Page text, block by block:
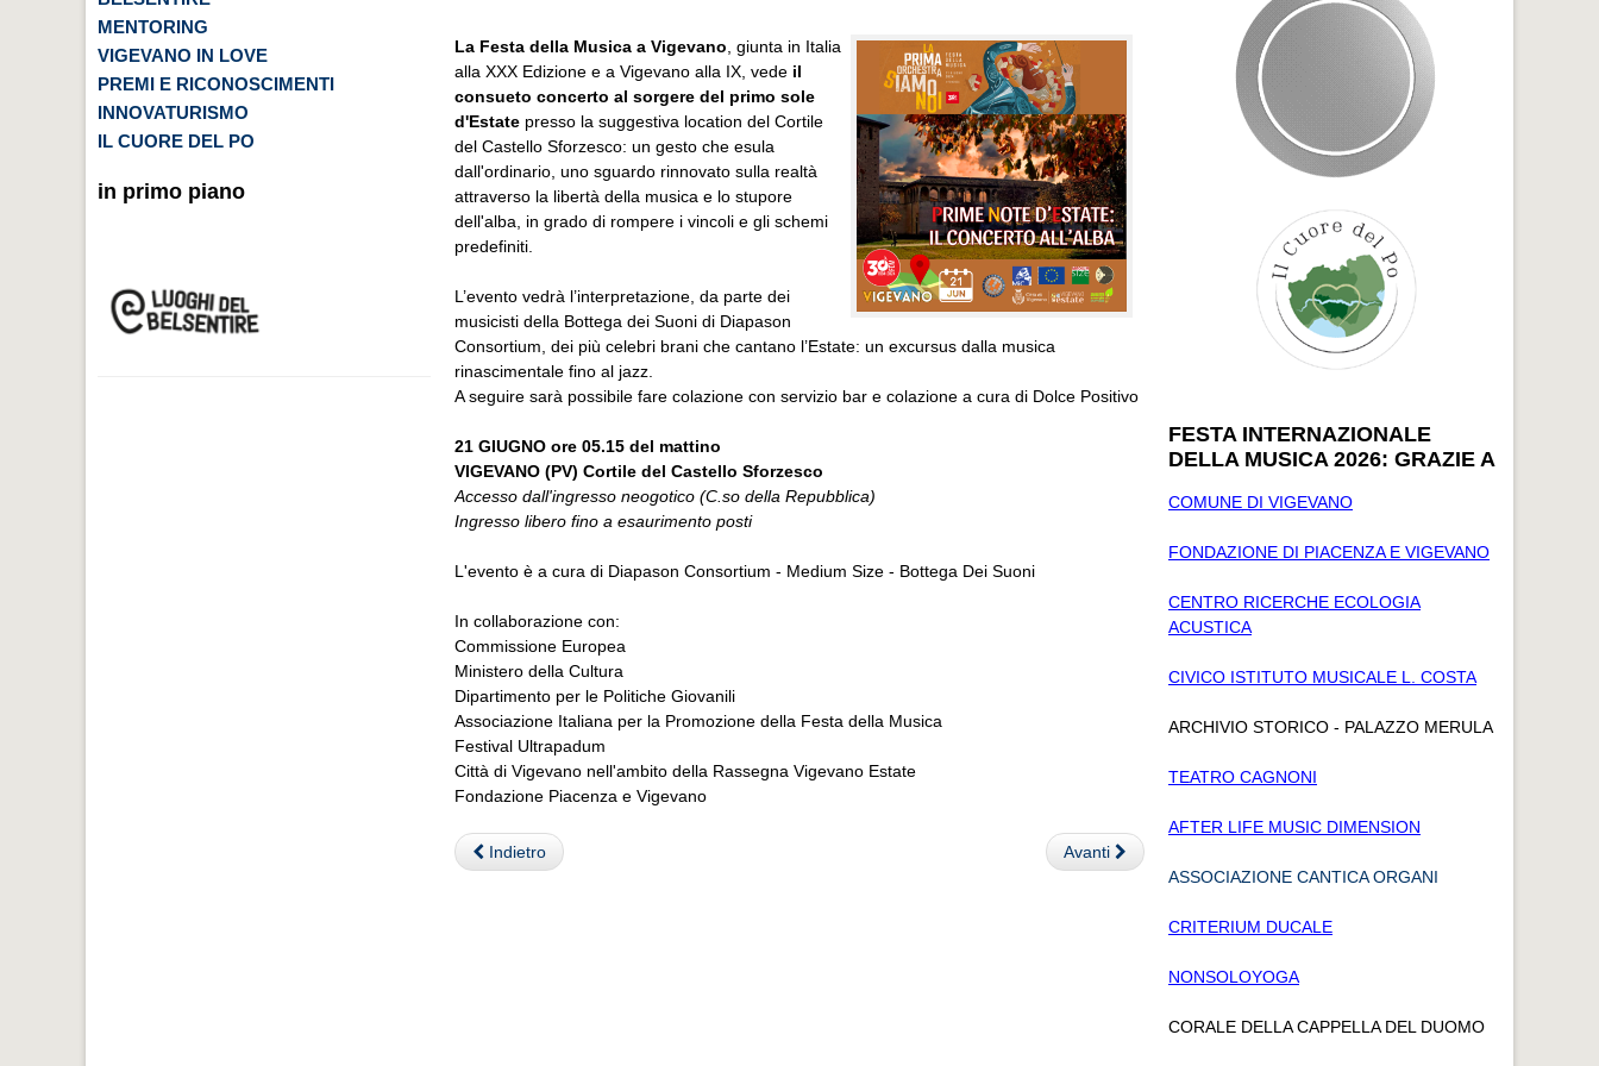
MENTORING
VIGEVANO IN LOVE
PREMI E RICONOSCIMENTI
INNOVATURISMO
IL CUORE DEL PO
in primo piano
La Festa della Musica a Vigevano , giunta in Italia
alla XXX Edizione e a Vigevano alla IX, vede il
consueto concerto al sorgere del primo sole
d'Estate presso la suggestiva location del Cortile
del Castello Sforzesco: un gesto che esula
dall'ordinario, uno sguardo rinnovato sulla realtà
attraverso la libertà della musica e lo stupore
dell'alba, in grado di rompere i vincoli e gli schemi
predefiniti.
L’evento vedrà l’interpretazione, da parte dei
musicisti della Bottega dei Suoni di Diapason
Consortium, dei più celebri brani che cantano l’Estate: un excursus dalla musica
rinascimentale fino al jazz.
A seguire sarà possibile fare colazione con servizio bar e colazione a cura di Dolce Positivo
21 GIUGNO ore 05.15 del mattino
VIGEVANO (PV) Cortile del Castello Sforzesco
Accesso dall'ingresso neogotico (C.so della Repubblica)
Ingresso libero fino a esaurimento posti
L'evento è a cura di Diapason Consortium - Medium Size - Bottega Dei Suoni
In collaborazione con:
Commissione Europea
Ministero della Cultura
Dipartimento per le Politiche Giovanili
Associazione Italiana per la Promozione della Festa della Musica
Festival Ultrapadum
Città di Vigevano nell'ambito della Rassegna Vigevano Estate
Fondazione Piacenza e Vigevano
Indietro Avanti
FESTA INTERNAZIONALE
DELLA MUSICA 2026: GRAZIE A
COMUNE DI VIGEVANO
FONDAZIONE DI PIACENZA E VIGEVANO
CENTRO RICERCHE ECOLOGIA
ACUSTICA
CIVICO ISTITUTO MUSICALE L. COSTA
ARCHIVIO STORICO - PALAZZO MERULA
TEATRO CAGNONI
AFTER LIFE MUSIC DIMENSION
ASSOCIAZIONE CANTICA ORGANI
CRITERIUM DUCALE
NONSOLOYOGA
CORALE DELLA CAPPELLA DEL DUOMO